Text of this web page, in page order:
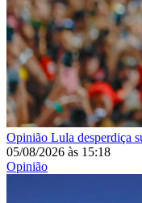
Opinião Lula desperdiça
05/08/2026 às 15:18
Opinião